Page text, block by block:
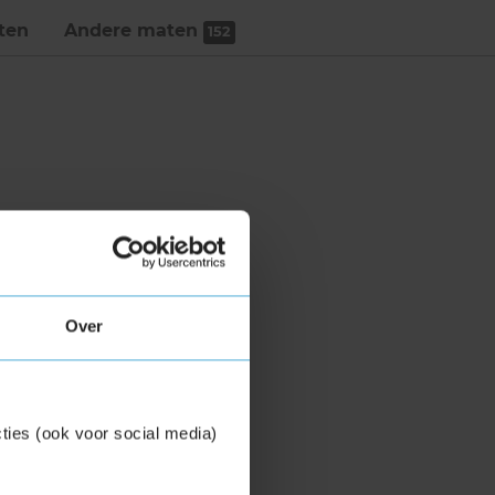
Over
(ook voor social media)
Andere maten 152